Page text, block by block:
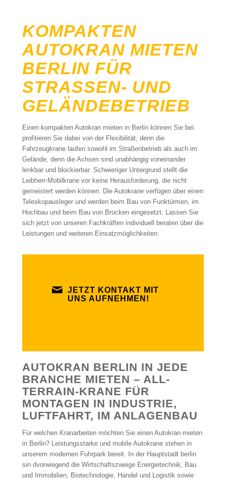
KOMPAKTEN
AUTOKRAN MIETEN
BERLIN FÜR
STRASSEN- UND G
ELÄNDEBETRIEB
Einen kompakten Autokran mieten in Berlin können Sie bei.
profitieren Sie dabei von der Flexibilität, denn die
Fahrzeugkrane laufen sowohl im Straßenbetrieb als auch im
Gelände, denn die Achsen sind unabhängig voneinander
lenkbar und blockierbar. Schwieriger Untergrund stellt die
Leibherr-Mobilkrane vor keine Herausforderung, die nicht
gemeistert werden können. Die Autokrane verfügen über einen
Teleskopausleger und werden beim Bau von Funktürmen, im
Hochbau und beim Bau von Brücken eingesetzt. Lassen Sie
sich jetzt von unseren Fachkräften individuell beraten über die
Leistungen und weiteren Einsatzmöglichkeiten.
JETZT KONTAKT MIT
UNS AUFNEHMEN!
AUTOKRAN BERLIN IN JEDE
BRANCHE MIETEN – ALL-
TERRAIN-KRANE FÜR
MONTAGEN IN INDUSTRIE,
LUFTFAHRT, IM ANLAGENBAU
Für welchen Kranarbeiten möchten Sie einen Autokran mieten
in Berlin? Leistungsstarke und mobile Autokrane stehen in
unserem modernen Fuhrpark bereit. In der Hauptstadt berlin
sin dvorwiegend die Wirtschaftszweige Energietechnik, Bau
und Immobilien, Biotechnologie, Handel und Logistik sowie